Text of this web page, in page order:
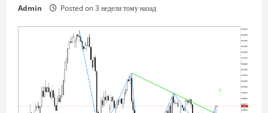
Admin Posted on 3 недели тому назад